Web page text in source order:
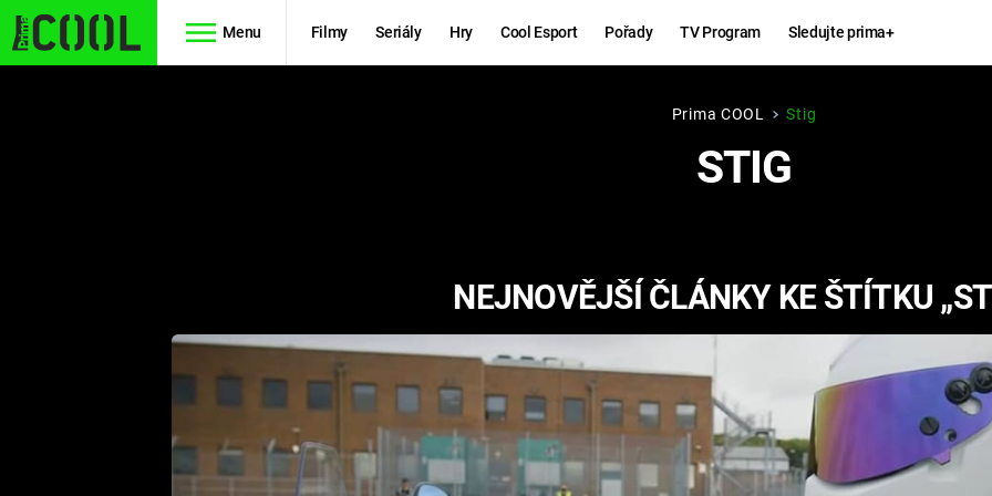
Menu Filmy Seriály Hry Cool Esport Pořady TV Program Sledujte prima+
FUTURAMA
ZBĚSILE 10
PREDÁTOR
KINGDOM
COME:
DELIVERANCE
ESPORT
CHUCK
NORRIS
Prima COOL Stig
STIG
NEJNOVĚJŠÍ ČLÁNKY KE ŠTÍTKU